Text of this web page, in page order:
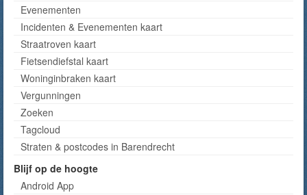
Evenementen
Incidenten & Evenementen kaart
Straatroven kaart
Fietsendiefstal kaart
Woninginbraken kaart
Vergunningen
Zoeken
Tagcloud
Straten & postcodes in Barendrecht
Blijf op de hoogte
Android App